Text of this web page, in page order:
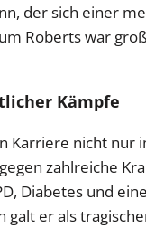
der sich einer
Roberts war
Kämpfe
Karriere nicht nur
zahlreiche
Diabetes und
galt er als